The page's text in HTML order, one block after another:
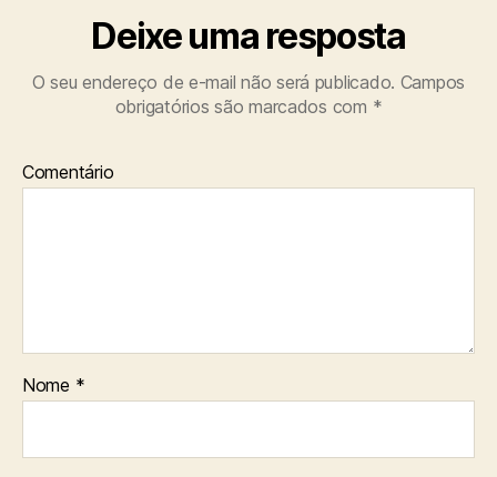
Deixe uma resposta
O seu endereço de e-mail não será publicado. Campos
obrigatórios são marcados com *
Comentário
Nome *